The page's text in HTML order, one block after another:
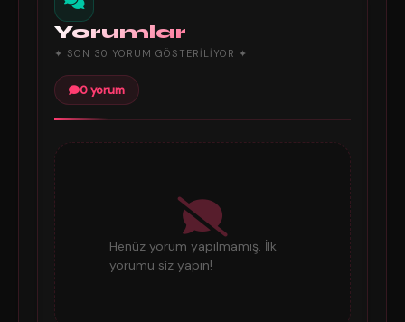
Yorumlar
✦ SON 30 YORUM GÖSTERILIYOR ✦
0 yorum
Henüz yorum yapılmamış. İlk
yorumu siz yapın!